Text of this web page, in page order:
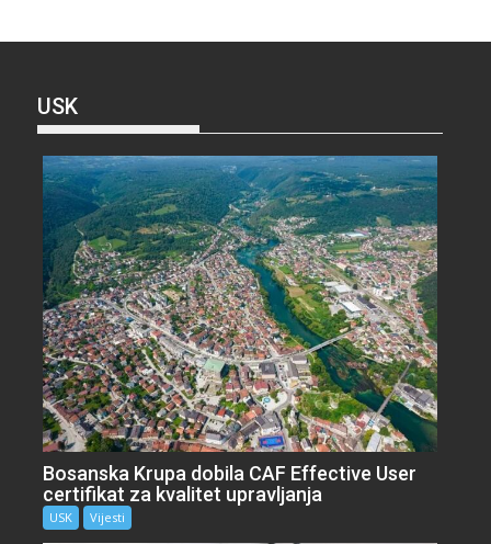
USK
Bosanska Krupa dobila CAF Effective User
certifikat za kvalitet upravljanja
USK Vijesti